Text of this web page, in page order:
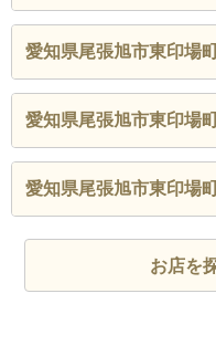
愛知県尾張旭市東印場
愛知県尾張旭市東印場
愛知県尾張旭市東印場
お店を